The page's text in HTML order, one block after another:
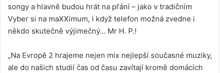
songy a hlavně budou hrát na přání – jako v tradičním
Vyber si na maXXimum, i když telefon možná zvedne i
někdo skutečně výjimečný… Mr H. P.!
„Na Evropě 2 hrajeme nejen mix nejlepší současné muziky,
ale do našich studií čas od času zavítají kromě domácích